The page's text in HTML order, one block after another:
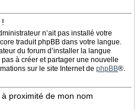
n’ait pas installé votre
traduit phpBB dans votre langue.
du forum d’installer la langue
à créer et partager une nouvelle
sur le site Internet de phpBB®.
proximité de mon nom